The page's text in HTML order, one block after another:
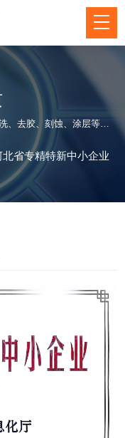
CIF专注材料表面处理技术,为客户提供专业清洗、去胶、刻蚀、涂层等方面仪器装备和应用工艺解决方案！
北省专精特新中小企业